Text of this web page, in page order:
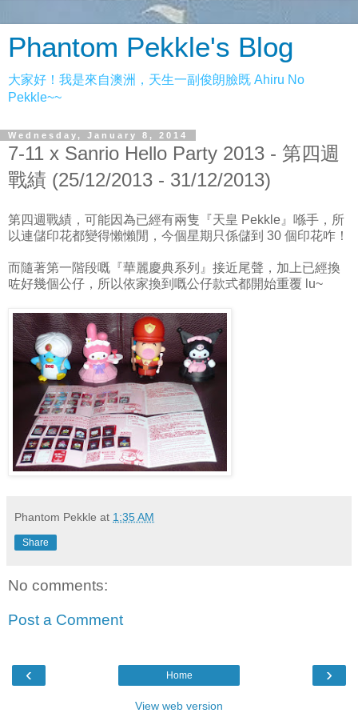
Phantom Pekkle's Blog
大家好！我是來自澳洲，天生一副俊朗臉既 Ahiru No
Pekkle~~
Wednesday, January 8, 2014
7-11 x Sanrio Hello Party 2013 - 第四週
戰績 (25/12/2013 - 31/12/2013)
第四週戰績，可能因為已經有兩隻『天皇 Pekkle』喺手，所
以連儲印花都變得懶懶閒，今個星期只係儲到 30 個印花咋！
而隨著第一階段嘅『華麗慶典系列』接近尾聲，加上已經換
咗好幾個公仔，所以依家換到嘅公仔款式都開始重覆 lu~
Phantom Pekkle at 1:35 AM
Share
No comments:
Post a Comment
‹ ›
Home
View web version